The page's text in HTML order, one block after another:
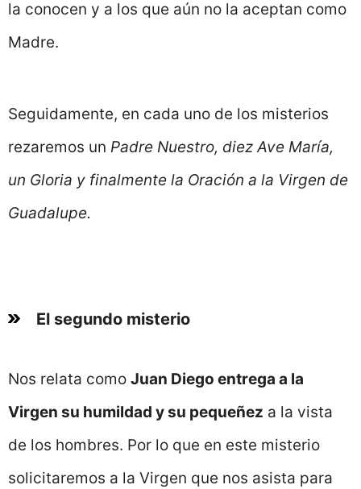
la conocen y a los que aún no la aceptan como
Madre.
Seguidamente, en cada uno de los misterios
rezaremos un Padre Nuestro, diez Ave María,
un Gloria y finalmente la Oración a la Virgen de
Guadalupe.
El segundo misterio
Nos relata como Juan Diego entrega a la
Virgen su humildad y su pequeñez a la vista
de los hombres. Por lo que en este misterio
solicitaremos a la Virgen que nos asista para